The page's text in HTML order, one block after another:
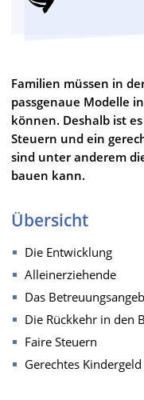
Familien müssen in
passgenaue Modelle
können. Deshalb ist
Steuern und ein
sind unter anderem
bauen kann.
Übersicht
Die Entwicklung
Alleinerziehende
Das
Die Rückkehr in den
Faire Steuern
Gerechtes Kindergeld